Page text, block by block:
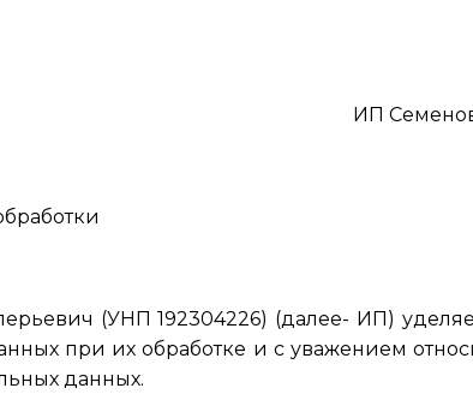
ИП
(УНП 192304226) (далее- ИП)
при их обработке и с уважением
данных.